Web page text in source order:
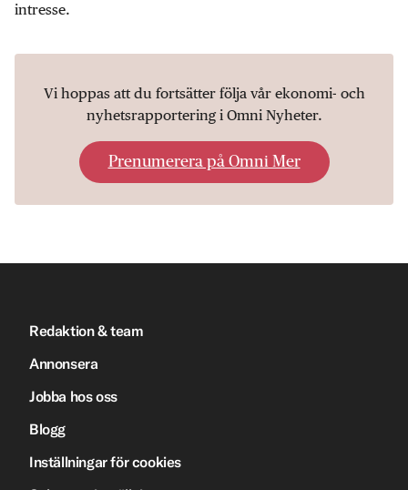
intresse.
Vi hoppas att du fortsätter följa vår ekonomi- och
nyhetsrapportering i Omni Nyheter.
Prenumerera på Omni Mer
Redaktion & team
Annonsera
Jobba hos oss
Blogg
Inställningar för cookies